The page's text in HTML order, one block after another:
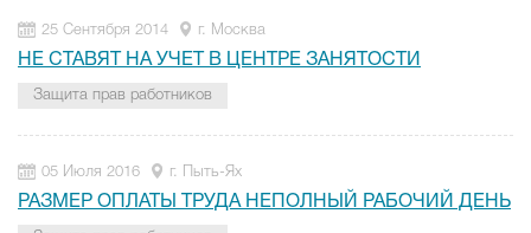
25 Сентября 2014 г. Москва
НЕ СТАВЯТ НА УЧЕТ В ЦЕНТРЕ ЗАНЯТОСТИ
Защита прав работников
05 Июля 2016 г. Пыть-Ях
РАЗМЕР ОПЛАТЫ ТРУДА НЕПОЛНЫЙ РАБОЧИЙ ДЕНЬ